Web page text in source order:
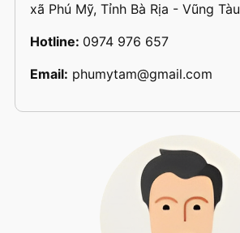
xã Phú Mỹ, Tỉnh Bà Rịa - Vũng Tàu
Hotline: 0974 976 657
Email: phumytam@gmail.com